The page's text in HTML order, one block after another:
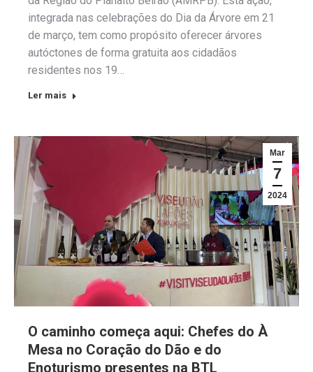
integrada nas celebrações do Dia da Árvore em 21
de março, tem como propósito oferecer árvores
autóctones de forma gratuita aos cidadãos
residentes nos 19…
Ler mais
Mar
7
2024
O caminho começa aqui: Chefes do À
Mesa no Coração do Dão e do
Enoturismo presentes na BTL